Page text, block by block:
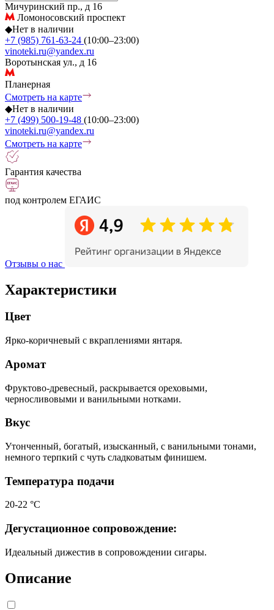
Мичуринский пр., д 16
Ломоносовский проспект
◆Нет в наличии
+7 (985) 761-63-24 (10:00–23:00)
vinoteki.ru@yandex.ru
Воротынская ул., д 16
Планерная
Смотреть на карте
◆Нет в наличии
+7 (499) 500-19-48 (10:00–23:00)
vinoteki.ru@yandex.ru
Смотреть на карте
Гарантия качества
под контролем ЕГАИС
Отзывы о нас
Характеристики
Цвет
Ярко-коричневый с вкраплениями янтаря.
Аромат
Фруктово-древесный, раскрывается ореховыми,
черносливовыми и ванильными нотками.
Вкус
Утонченный, богатый, изысканный, с ванильными тонами,
немного терпкий с чуть сладковатым финишем.
Температура подачи
20-22 °С
Дегустационное сопровождение:
Идеальный дижестив в сопровождении сигары.
Описание